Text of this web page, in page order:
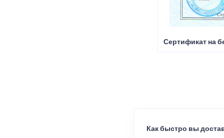
Сертификат на
Как быстро вы